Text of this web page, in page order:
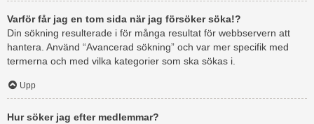
Varför får jag en tom sida när jag försöker söka!?
Din sökning resulterade i för många resultat för webbservern att
hantera. Använd “Avancerad sökning” och var mer specifik med
termerna och med vilka kategorier som ska sökas i.
Upp
Hur söker jag efter medlemmar?